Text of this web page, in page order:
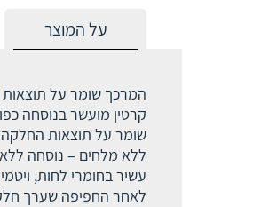
על המוצר
המרכך שומר על
קרטין מועשר בנוסחה
שומר על תוצאות החלקה פי 3 – מועשר בפנטנול המחזק את פעולת הקרטין. מגביר את עמידות השערה בפני שבירה, נזקי
ללא מלחים – נוסחה
עשיר בחומרי לחות,
לאחר החפיפה שערך חלק